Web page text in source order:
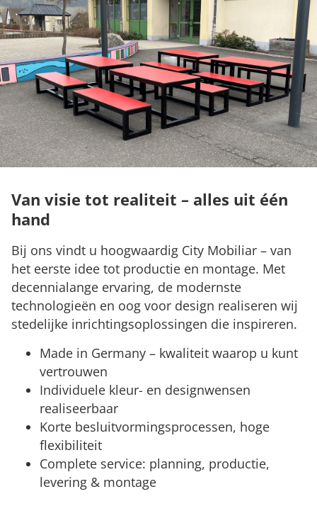
Van visie tot realiteit – alles uit één
hand
Bij ons vindt u hoogwaardig City Mobiliar – van
het eerste idee tot productie en montage. Met
decennialange ervaring, de modernste
technologieën en oog voor design realiseren wij
stedelijke inrichtingsoplossingen die inspireren.
Made in Germany – kwaliteit waarop u kunt
vertrouwen
Individuele kleur- en designwensen
realiseerbaar
Korte besluitvormingsprocessen, hoge
flexibiliteit
Complete service: planning, productie,
levering & montage